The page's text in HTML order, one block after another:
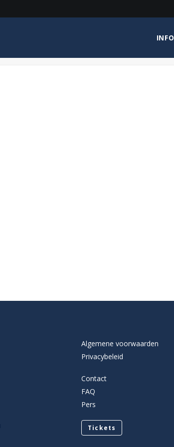
INFO
Algemene voorwaarden
Privacybeleid
Contact
FAQ
Pers
Tickets